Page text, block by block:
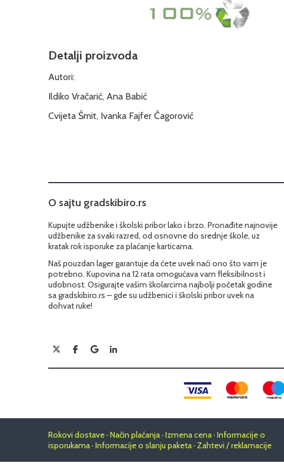
Detalji proizvoda
Autori:
Ildiko Vračarić, Ana Babić
Cvijeta Šmit, Ivanka Fajfer Čagorović
O sajtu gradskibiro.rs
Kupujte udžbenike i školski pribor lako i brzo. Pronađite najnovije
udžbenike za svaki razred, od osnovne do srednje škole, uz
kratak rok isporuke za plaćanje karticama.
Naš pouzdan lager garantuje da ćete uvek naći ono što vam je
potrebno. Kupovina na 12 rata omogućava vam fleksibilnost i
udobnost. Osigurajte vašim školarcima najbolji početak godine
sa gradskibiro.rs – gde su udžbenici i školski pribor uvek na
dohvat ruke!
Rokovi dostave · Način plaćanja · Izmena cena · Informacije o
isporukama · Informacije o slanju paketa · Zahtevi / reklamacije